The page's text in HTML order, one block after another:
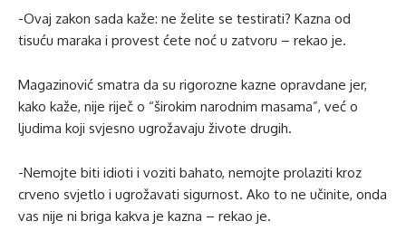
-Ovaj zakon sada kaže: ne želite se testirati? Kazna od
tisuću maraka i provest ćete noć u zatvoru – rekao je.
Magazinović smatra da su rigorozne kazne opravdane jer,
kako kaže, nije riječ o “širokim narodnim masama”, već o
ljudima koji svjesno ugrožavaju živote drugih.
-Nemojte biti idioti i voziti bahato, nemojte prolaziti kroz
crveno svjetlo i ugrožavati sigurnost. Ako to ne učinite, onda
vas nije ni briga kakva je kazna – rekao je.